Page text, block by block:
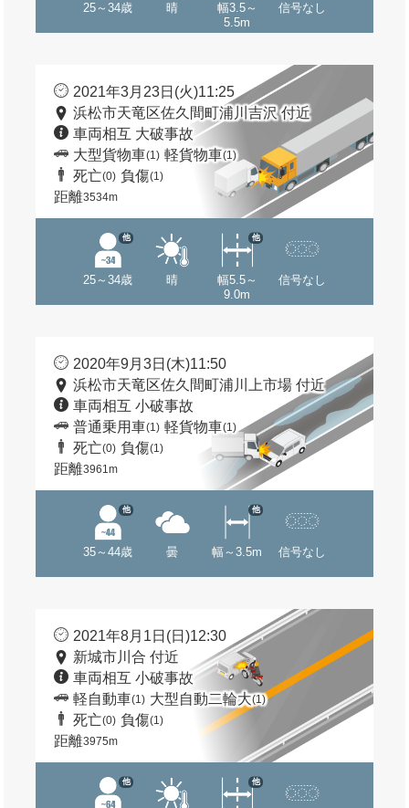
25～34歳 晴
幅3.5～
5.5m
信号なし
2021年3月23日(火)11:25
浜松市天竜区佐久間町浦川吉沢 付近
車両相互 大破事故
大型貨物車(1) 軽貨物車(1)
死亡(0) 負傷(1)
距離3534m
25～34歳
他
晴
幅5.5～
9.0m
他
信号なし
2020年9月3日(木)11:50
浜松市天竜区佐久間町浦川上市場 付近
車両相互 小破事故
普通乗用車(1) 軽貨物車(1)
死亡(0) 負傷(1)
距離3961m
35～44歳
他
曇 幅～3.5m
他
信号なし
2021年8月1日(日)12:30
新城市川合 付近
車両相互 小破事故
軽自動車(1) 大型自動二輪大(1)
死亡(0) 負傷(1)
距離3975m
他 他